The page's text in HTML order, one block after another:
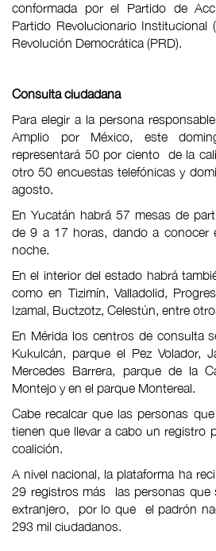
conformada por el Partido de
Partido Revolucionario Institucional
Revolución Democrática (PRD).
Consulta ciudadana
Para elegir a la persona
Amplio por México, este
representará 50 por ciento de la
otro 50 encuestas telefónicas y
agosto.
En Yucatán habrá 57 mesas de
de 9 a 17 horas, dando a conocer
noche.
En el interior del estado habrá
como en Tizimín, Valladolid,
Izamal, Buctzotz, Celestún, entre
En Mérida los centros de consulta
Kukulcán, parque el Pez Volador,
Mercedes Barrera, parque de la
Montejo y en el parque Montereal.
Cabe recalcar que las personas
tienen que llevar a cabo un registro
coalición.
A nivel nacional, la plataforma ha
29 registros más las personas que
extranjero, por lo que el padrón
293 mil ciudadanos.